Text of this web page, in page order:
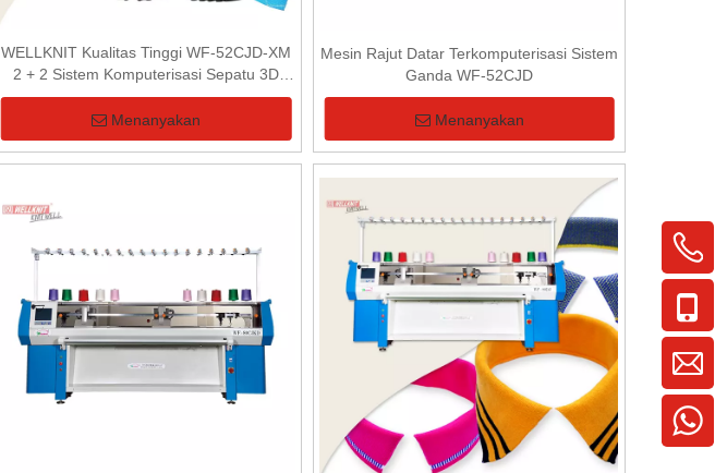
WELLKNIT Kualitas Tinggi WF-52CJD-XM
2 + 2 Sistem Komputerisasi Sepatu 3D
Bagian Atas Mesin Rajut Datar
Menanyakan
Mesin Rajut Datar Terkomputerisasi Sistem
Ganda WF-52CJD
Menanyakan